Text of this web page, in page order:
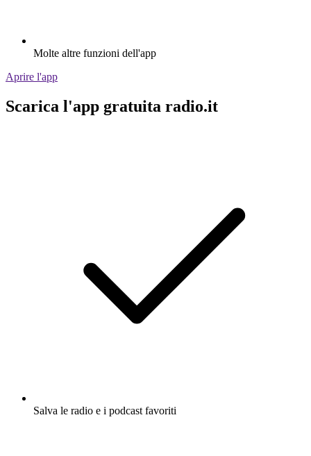
Molte altre funzioni dell'app
Aprire l'app
Scarica l'app gratuita radio.it
Salva le radio e i podcast favoriti